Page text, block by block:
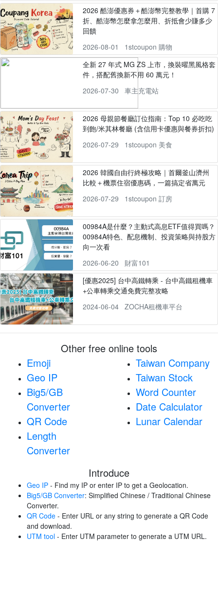
2026 酷澎優惠券＋酷澎幣完整教學｜首購 7
折、酷澎幣怎麼拿怎麼用、折抵會少賺多少
回饋
2026-08-01
1stcoupon 購物
全新 27 年式 MG ZS 上市，換裝曜黑風格套
件，搭配舊換新不用 60 萬元！
2026-07-30
車主充電站
2026 母親節餐廳訂位指南：Top 10 必吃吃
到飽/米其林餐廳 (含信用卡優惠與餐券折扣)
2026-07-29
1stcoupon 美食
2026 韓國自由行終極攻略｜首爾釜山濟州
比較＋機票住宿優惠碼，一篇搞定省萬元
2026-07-29
1stcoupon 訂房
00984A是什麼？主動式高息ETF值得買嗎？
00984A特色、配息機制、投資策略與持股方
向一次看
2026-06-20
財富101
[優惠2025] 台中高鐵轉乘 - 台中高鐵租機車
+公車轉乘交通免費完整攻略
2024-06-04
ZOCHA租機車平台
Other free online tools
Emoji
Geo IP
Big5/GB
Converter
QR Code
Length
Converter
Taiwan Company
Taiwan Stock
Word Counter
Date Calculator
Lunar Calendar
Introduce
Geo IP - Find my IP or enter IP to get a Geolocation.
Big5/GB Converter: Simplified Chinese / Traditional Chinese
Converter.
QR Code - Enter URL or any string to generate a QR Code
and download.
UTM tool - Enter UTM parameter to generate a UTM URL.